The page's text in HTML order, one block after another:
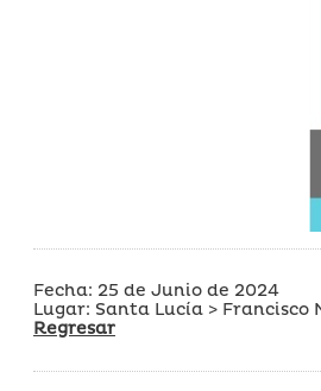
Fecha: 25 de Junio de 2024
Lugar: Santa Lucía > Francisco
Regresar